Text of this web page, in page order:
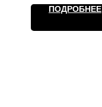
ПОДРОБНЕЕ